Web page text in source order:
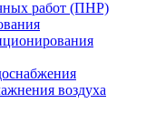
работ (ПНР)
воздуха